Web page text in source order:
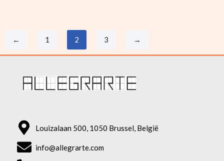
← 1 2 3 →
Louizalaan 500, 1050 Brussel, België
info@allegrarte.com